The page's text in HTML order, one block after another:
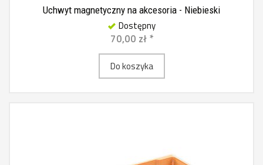
Uchwyt magnetyczny na akcesoria - Niebieski
Dostępny
70,00 zł *
Do koszyka